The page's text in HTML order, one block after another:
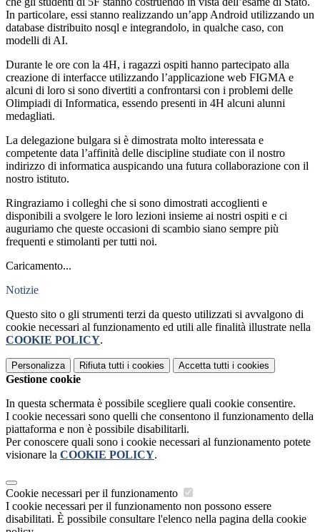
In particolare, essi stanno realizzando un’app Android utilizzando un
database distribuito nosql e integrandolo, in qualche caso, con
modelli di AI.
Durante le ore con la 4H, i ragazzi ospiti hanno partecipato alla
creazione di interfacce utilizzando l’applicazione web FIGMA e
alcuni di loro si sono divertiti a confrontarsi con i problemi delle
Olimpiadi di Informatica, essendo presenti in 4H alcuni alunni
medagliati.
La delegazione bulgara si è dimostrata molto interessata e
competente data l’affinità delle discipline studiate con il nostro
indirizzo di informatica auspicando una futura collaborazione con il
nostro istituto.
Ringraziamo i colleghi che si sono dimostrati accoglienti e
disponibili a svolgere le loro lezioni insieme ai nostri ospiti e ci
auguriamo che queste occasioni di scambio siano sempre più
frequenti e stimolanti per tutti noi.
Caricamento...
Notizie
Questo sito o gli strumenti terzi da questo utilizzati si avvalgono di
cookie necessari al funzionamento ed utili alle finalità illustrate nella
COOKIE POLICY.
Personalizza Rifiuta tutti i cookies Accetta tutti i cookies
Gestione cookie
In questa schermata è possibile scegliere quali cookie consentire.
I cookie necessari sono quelli che consentono il funzionamento della
piattaforma e non è possibile disabilitarli.
Per conoscere quali sono i cookie necessari al funzionamento potete
visionare la COOKIE POLICY.
Cookie necessari per il funzionamento
I cookie necessari per il funzionamento non possono essere
disabilitati. È possibile consultare l'elenco nella pagina della cookie